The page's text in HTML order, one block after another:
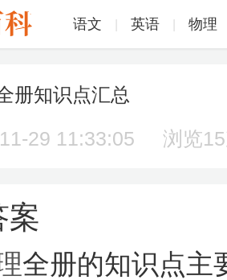
语文 英语 物理
册知识点汇总
11-29 11:33:05 浏览
案
全册的知识点主